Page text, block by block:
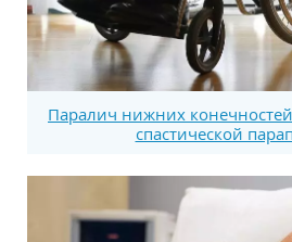
Паралич нижних
спастической